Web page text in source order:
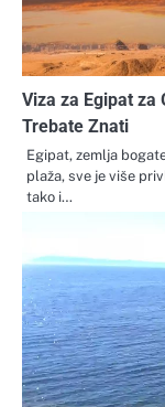
Viza za Egipat za
Trebate Znati
Egipat, zemlja
plaža, sve je više
tako i…